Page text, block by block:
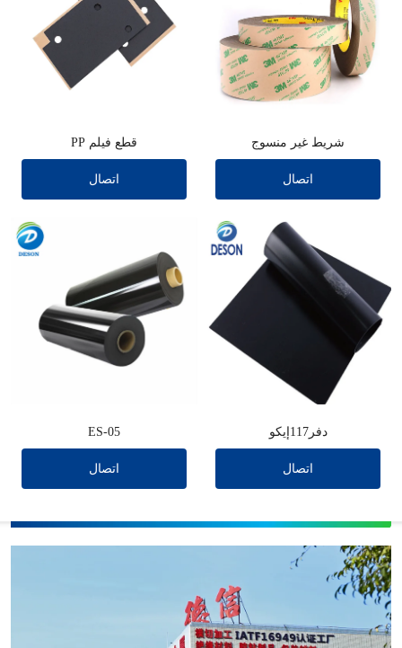
شريط غير منسوج
اتصال
قطع فيلم PP
اتصال
دفر117إيكو
اتصال
ES-05
اتصال